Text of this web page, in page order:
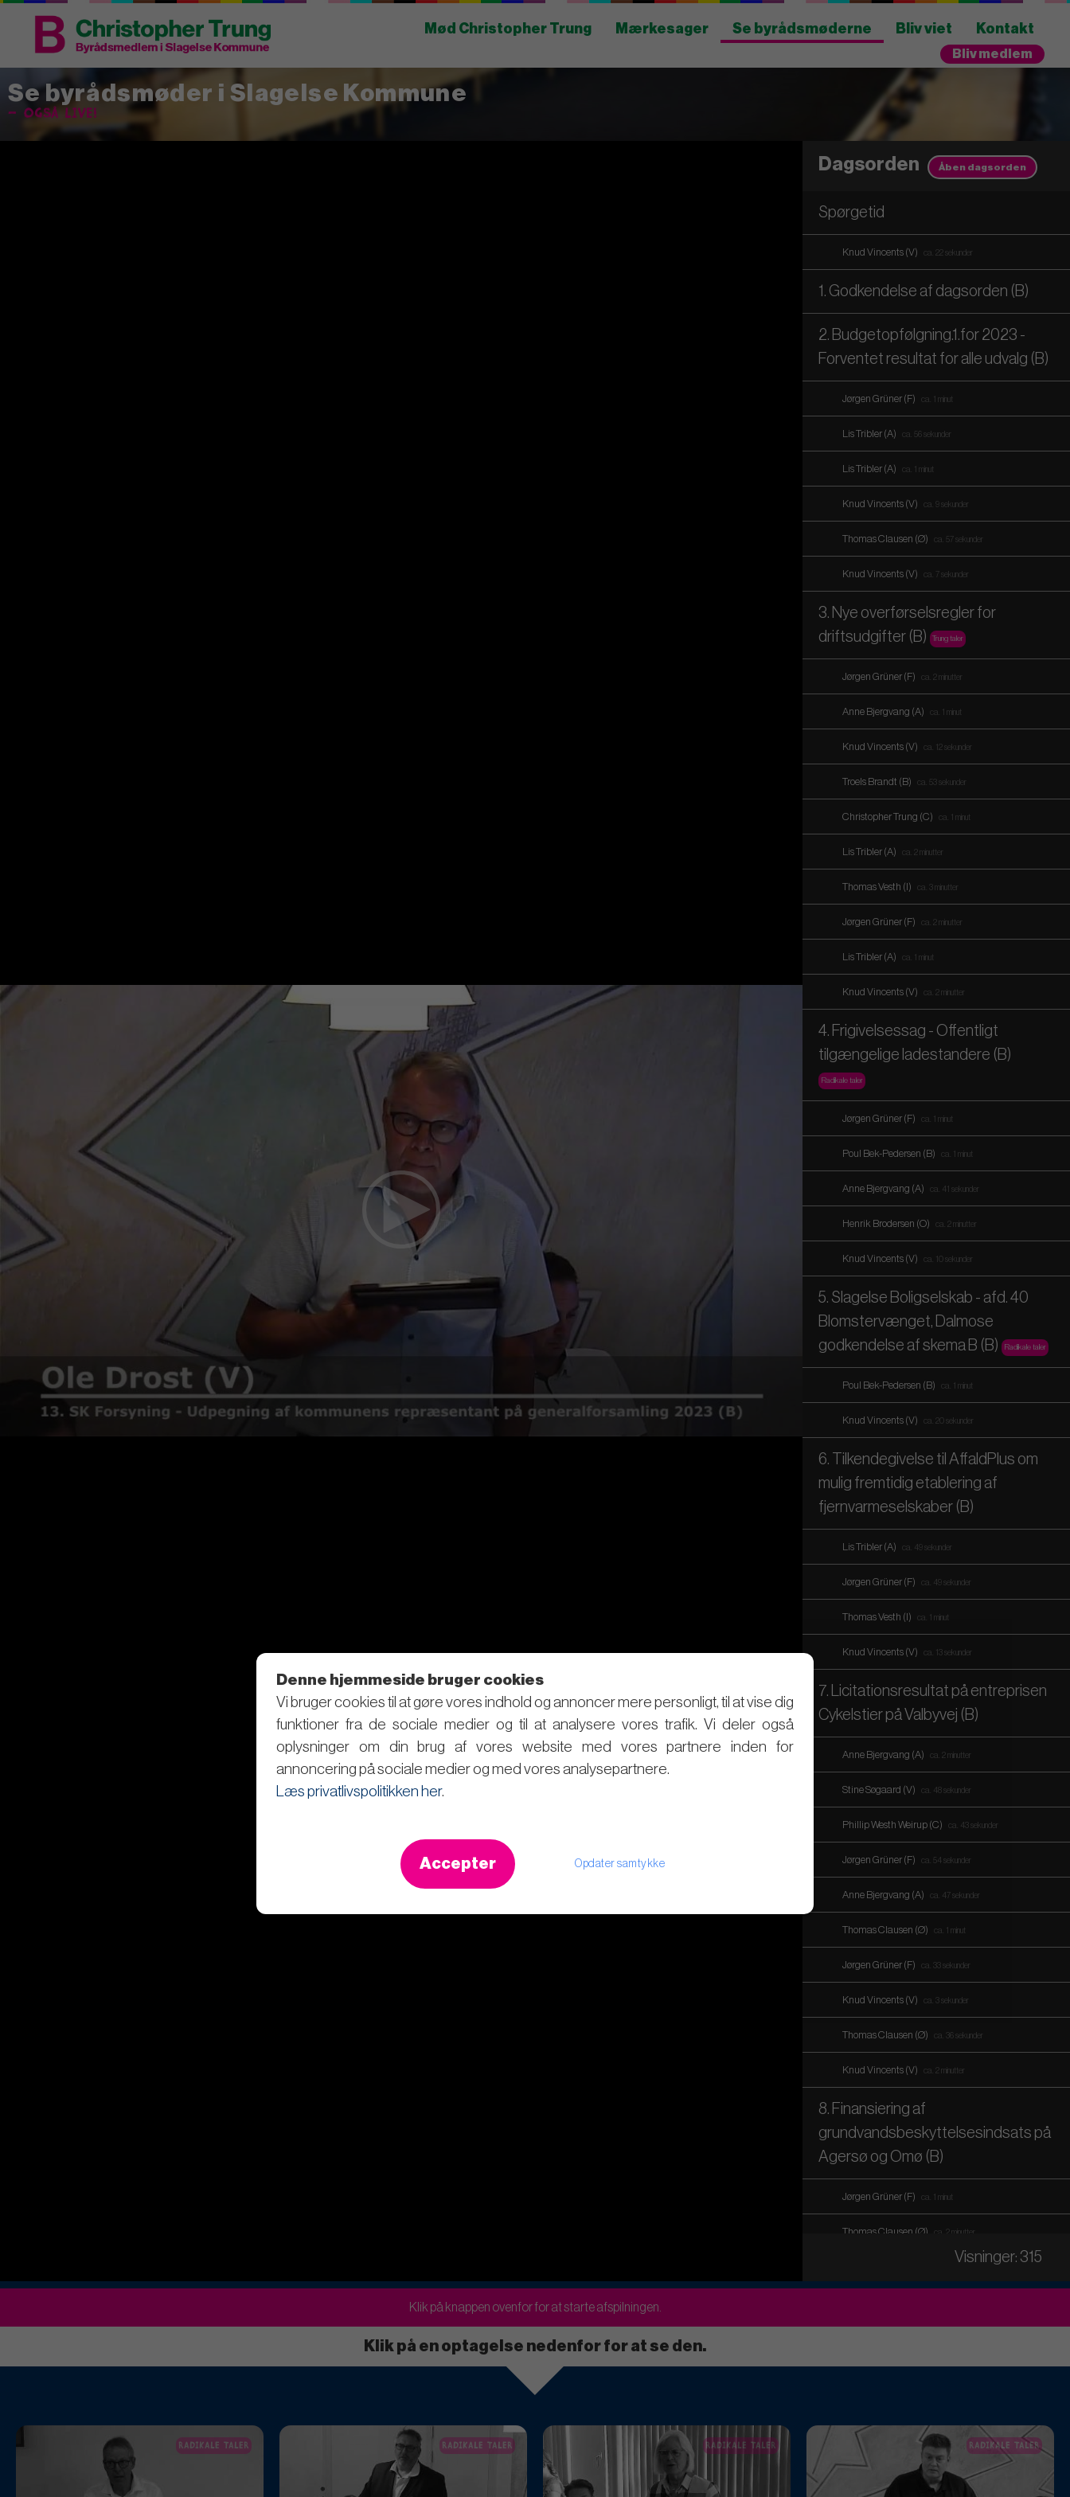
Mød Christopher Trung Mærkesager Se byrådsmøderne Bliv viet Kontakt
Bliv medlem
Se byrådsmøder i Slagelse Kommune
– også live!
Dagsorden Åben dagsorden
Spørgetid
Knud Vincents (V) ca. 22 sekunder
1. Godkendelse af dagsorden (B)
2. Budgetopfølgning.1.for 2023 -
Forventet resultat for alle udvalg (B)
Jørgen Grüner (F) ca. 1 minut
Lis Tribler (A) ca. 56 sekunder
Lis Tribler (A) ca. 1 minut
Knud Vincents (V) ca. 9 sekunder
Thomas Clausen (Ø) ca. 57 sekunder
Knud Vincents (V) ca. 7 sekunder
3. Nye overførselsregler for
driftsudgifter (B)
Trung taler
Jørgen Grüner (F) ca. 2 minutter
Anne Bjergvang (A) ca. 1 minut
Knud Vincents (V) ca. 12 sekunder
Troels Brandt (B) ca. 53 sekunder
Christopher Trung (C) ca. 1 minut
Lis Tribler (A) ca. 2 minutter
Thomas Vesth (I) ca. 3 minutter
Jørgen Grüner (F) ca. 2 minutter
Lis Tribler (A) ca. 1 minut
Knud Vincents (V) ca. 2 minutter
4. Frigivelsessag - Offentligt
tilgængelige ladestandere (B)
Radikale taler
Jørgen Grüner (F) ca. 1 minut
Poul Bek-Pedersen (B) ca. 1 minut
Anne Bjergvang (A) ca. 41 sekunder
Henrik Brodersen (O) ca. 2 minutter
Knud Vincents (V) ca. 10 sekunder
5. Slagelse Boligselskab - afd. 40
Blomstervænget, Dalmose
godkendelse af skema B (B)
Radikale taler
Poul Bek-Pedersen (B) ca. 1 minut
Knud Vincents (V) ca. 20 sekunder
6. Tilkendegivelse til AffaldPlus om
mulig fremtidig etablering af
fjernvarmeselskaber (B)
Lis Tribler (A) ca. 49 sekunder
Jørgen Grüner (F) ca. 49 sekunder
Thomas Vesth (I) ca. 1 minut
Knud Vincents (V) ca. 13 sekunder
7. Licitationsresultat på entreprisen
Cykelstier på Valbyvej (B)
Anne Bjergvang (A) ca. 2 minutter
Stine Søgaard (V) ca. 48 sekunder
Phillip Westh Weirup (C) ca. 43 sekunder
Jørgen Grüner (F) ca. 54 sekunder
Anne Bjergvang (A) ca. 47 sekunder
Thomas Clausen (Ø) ca. 1 minut
Jørgen Grüner (F) ca. 33 sekunder
Knud Vincents (V) ca. 3 sekunder
Thomas Clausen (Ø) ca. 36 sekunder
Knud Vincents (V) ca. 2 minutter
8. Finansiering af
grundvandsbeskyttelsesindsats på
Agersø og Omø (B)
Jørgen Grüner (F) ca. 1 minut
Thomas Clausen (Ø) ca. 2 minutter
spildevandsplan 2019 - kloakering af
Thomas Clausen (Ø) ca. 34 sekunder
Knud Vincents (V) ca. 12 sekunder
Visninger: 315
Klik på knappen ovenfor for at starte afspilningen.
Klik på en optagelse nedenfor for at se den.
RADIKALE TALER RADIKALE TALER RADIKALE TALER RADIKALE TALER
Denne hjemmeside bruger cookies
Vi bruger cookies til at gøre vores indhold og annoncer mere personligt, til at vise dig
funktioner fra de sociale medier og til at analysere vores trafik. Vi deler også
oplysninger om din brug af vores website med vores partnere inden for
annoncering på sociale medier og med vores analysepartnere.
Læs privatlivspolitikken her.
Accepter Opdater samtykke